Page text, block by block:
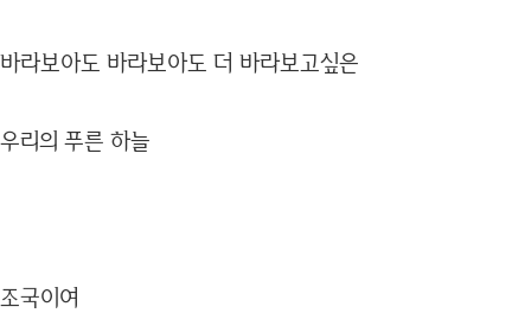
바라보아도 바라보아도 더 바라보고싶은
우리의 푸른 하늘
조국이여